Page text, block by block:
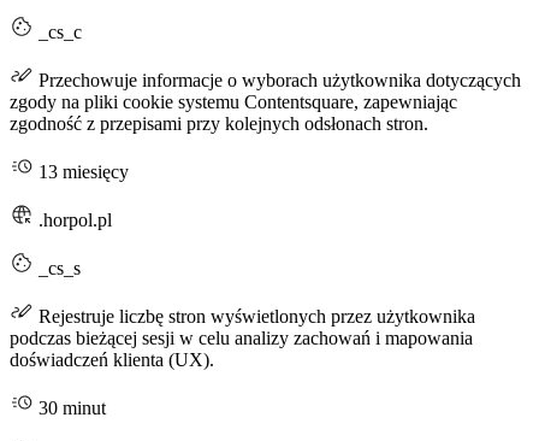
_cs_c
Przechowuje informacje o wyborach użytkownika dotyczących
zgody na pliki cookie systemu Contentsquare, zapewniając
zgodność z przepisami przy kolejnych odsłonach stron.
13 miesięcy
.horpol.pl
_cs_s
Rejestruje liczbę stron wyświetlonych przez użytkownika
podczas bieżącej sesji w celu analizy zachowań i mapowania
doświadczeń klienta (UX).
30 minut